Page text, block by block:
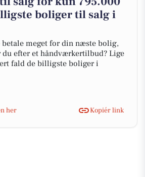
boliger til salg i
betale meget for din næste bolig,
du efter et håndværkertilbud? Lige
fald de billigste boliger i
her
Kopiér link